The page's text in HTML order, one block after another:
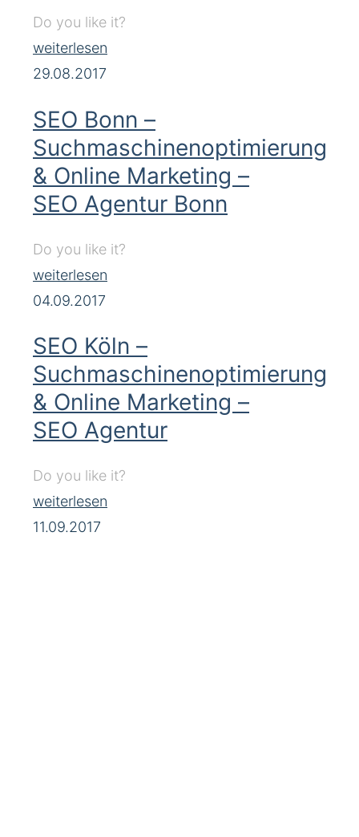
Do you like it?
weiterlesen
29.08.2017
SEO Bonn –
Suchmaschinenoptimierung
& Online Marketing –
SEO Agentur Bonn
Do you like it?
weiterlesen
04.09.2017
SEO Köln –
Suchmaschinenoptimierung
& Online Marketing –
SEO Agentur
Do you like it?
weiterlesen
11.09.2017